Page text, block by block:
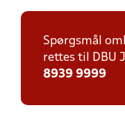
Spørgsmål
rettes til DBU
8939 9999